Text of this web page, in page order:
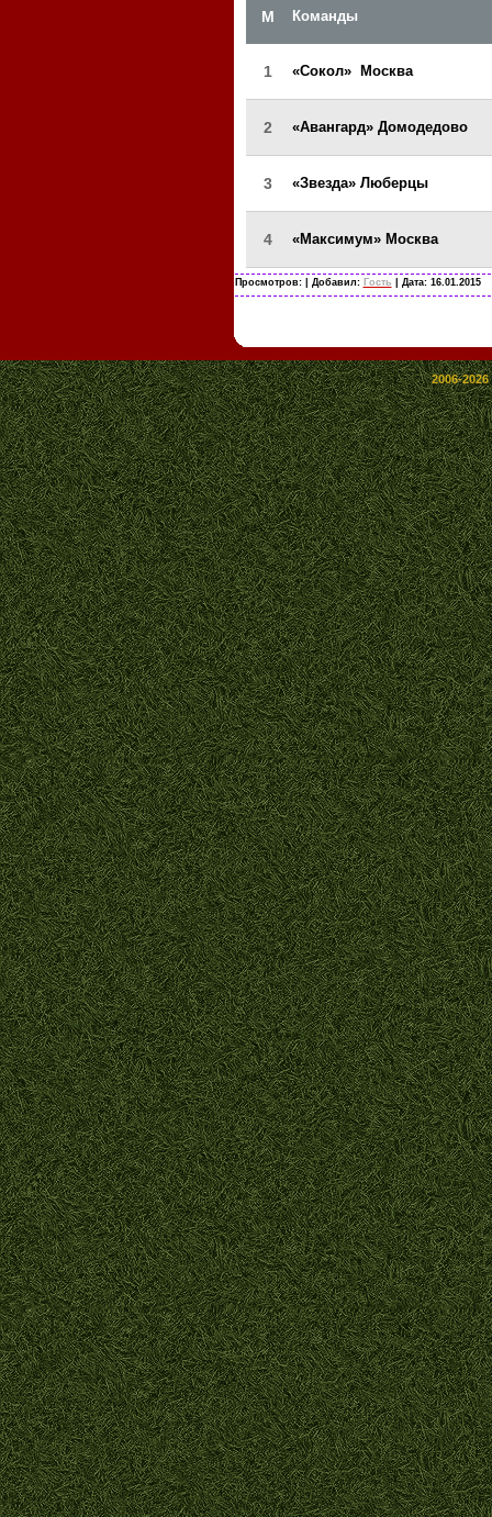
М Команды
1 «Сокол» Москва
2 «Авангард» Домодедово
3 «Звезда» Люберцы
4 «Максимум» Москва
Просмотров: | Добавил: Гость | Дата: 16.01.2015
2006-